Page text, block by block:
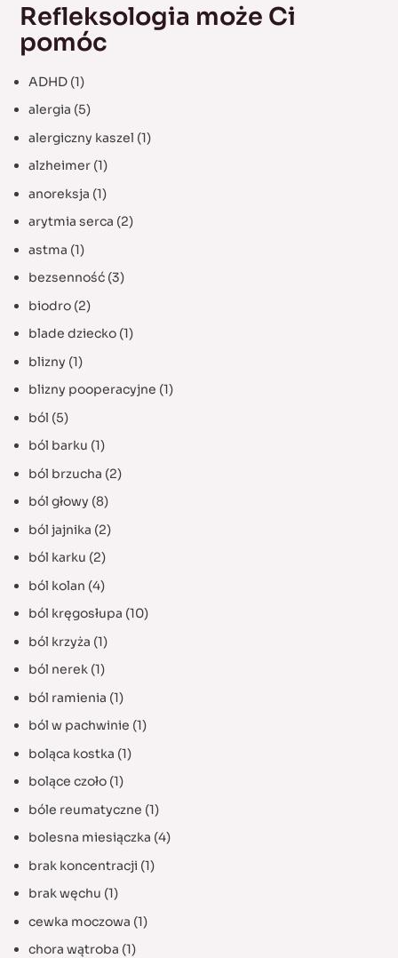
Refleksologia może Ci
pomóc
ADHD(1)
alergia (5)
alergiczny kaszel (1)
alzheimer(1)
anoreksja (1)
arytmia serca (2)
astma (1)
bezsenność(3)
biodro(2)
blade dziecko(1)
blizny (1)
blizny pooperacyjne (1)
ból (5)
ból barku (1)
ból brzucha (2)
ból głowy (8)
ból jajnika (2)
ból karku (2)
ból kolan (4)
ból kręgosłupa (10)
ból krzyża (1)
ból nerek(1)
ból ramienia (1)
ból w pachwinie (1)
boląca kostka (1)
bolące czoło(1)
bóle reumatyczne (1)
bolesna miesiączka (4)
brak koncentracji (1)
brak węchu (1)
cewka moczowa (1)
chora wątroba (1)